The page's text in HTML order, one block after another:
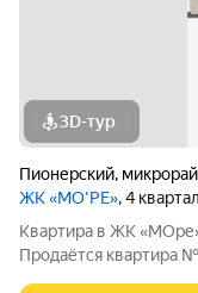
3D-тур
Пионерский,
ЖК «МО’РЕ», 4
Квартира в ЖК «МОре» 200 метров до Балтийского
Продаётся квартира